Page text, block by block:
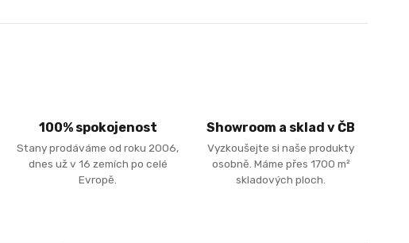
100% spokojenost
Stany prodáváme od roku 2006,
dnes už v 16 zemích po celé
Evropě.
Showroom a sklad v ČB
Vyzkoušejte si naše produkty
osobně. Máme přes 1700 m²
skladových ploch.